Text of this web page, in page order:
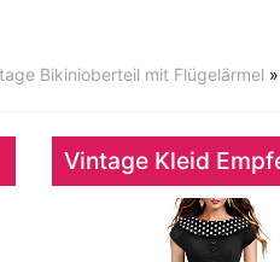
Bikinioberteil mit Flügelärmel »
Vintage Kleid